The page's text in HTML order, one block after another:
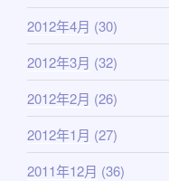
2012年4月 (30)
2012年3月 (32)
2012年2月 (26)
2012年1月 (27)
2011年12月 (36)